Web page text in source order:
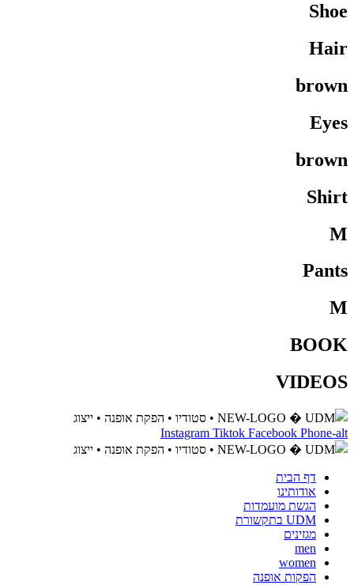
Shoe
Hair
brown
Eyes
brown
Shirt
M
Pants
M
BOOK
VIDEOS
Instagram Tiktok Facebook Phone-alt
דף הבית
אודותינו
הגשת מועמדות
UDM בתקשורת
מגזינים
men
women
הפקות אופנה